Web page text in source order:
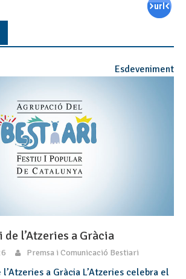
Esdeveniment
l’Atzeries a Gràcia
Premsa i Comunicació Bestiari
a Gràcia L’Atzeries celebra el